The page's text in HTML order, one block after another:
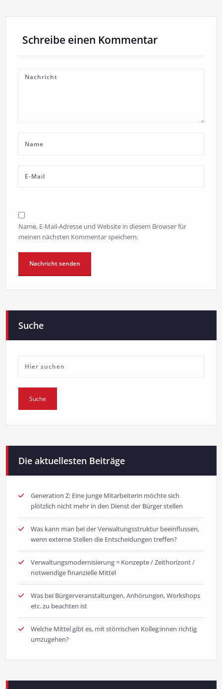
Schreibe einen Kommentar
Name, E-Mail-Adresse und Website in diesem Browser für
meinen nächsten Kommentar speichern.
Suche
Die aktuellesten Beiträge
Generation Z: Eine junge Mitarbeiterin möchte sich
plötzlich nicht mehr in den Dienst der Bürger stellen
Was kann man bei der Verwaltungsstruktur beeinflussen,
wenn externe Stellen die Entscheidungen treffen?
Verwaltungsmodernisierung = Konzepte / Zeithorizont /
notwendige finanzielle Mittel
Was bei Bürgerveranstaltungen, Anhörungen, Workshops
etc. zu beachten ist
Welche Mittel gibt es, mit störrischen Kolleg:innen richtig
umzugehen?